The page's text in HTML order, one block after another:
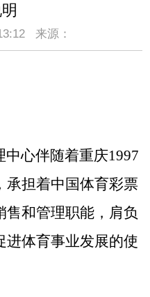
来源：
心伴随着重庆1997
承担着中国体育彩票
和管理职能，肩负
进体育事业发展的使